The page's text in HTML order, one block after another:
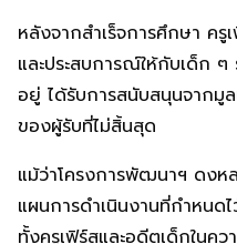
หลังจากสำเร็จการศึกษา ครู
และประสบการณ์ให้กับเด็ก ๆ
อยู่ ได้รับการสนับสนุนจากมู
ของผู้รับที่ไม่สิ้นสุด
แม้ว่าโครงการพัฒนาฯ ดงห
แผนการดำเนินงานที่กำหนด
ทั้งครูเฟิร์สและอดีตเด็กในค